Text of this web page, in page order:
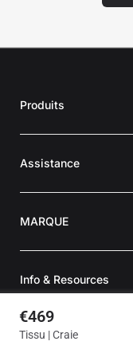
€469
Tissu | Craie
Produits
Assistance
MARQUE
Info & Resources